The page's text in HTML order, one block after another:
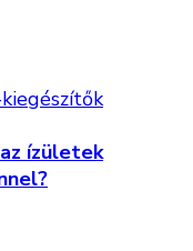
ízületek